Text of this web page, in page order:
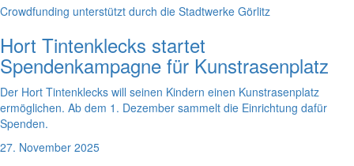
Crowdfunding unterstützt durch die Stadtwerke Görlitz
Hort Tintenklecks startet
Spendenkampagne für Kunstrasenplatz
Der Hort Tintenklecks will seinen Kindern einen Kunstrasenplatz
ermöglichen. Ab dem 1. Dezember sammelt die Einrichtung dafür
Spenden.
27. November 2025